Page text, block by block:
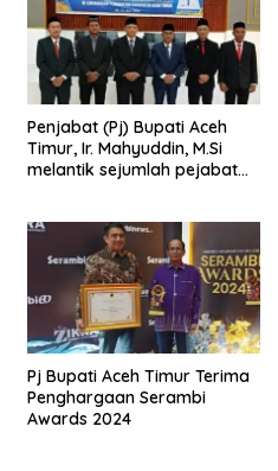
Penjabat (Pj) Bupati Aceh
Timur, Ir. Mahyuddin, M.Si
melantik sejumlah pejabat
Pemerintah Aceh Timur
Pj Bupati Aceh Timur Terima
Penghargaan Serambi
Awards 2024